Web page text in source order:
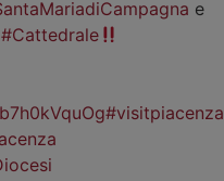
e
#Cattedrale
#visitpiacenza